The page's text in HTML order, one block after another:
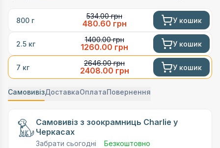
800 г
534.00грн
480.60 грн У кошик
2.5 кг
1400.00грн
1260.00 грн У кошик
7 кг
2646.00грн
2408.00 грн У кошик
СамовивізДоставкаОплатаПовернення
Самовивіз з зоокрамниць Charlie у
Черкасах
Забрати сьогодні Безкоштовно